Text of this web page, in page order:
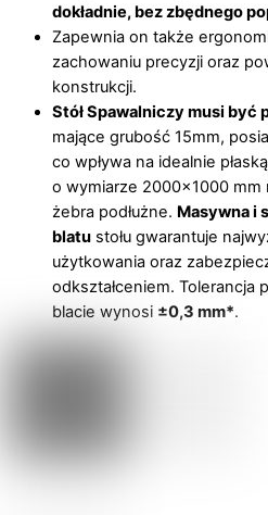
dokładnie, bez zbędnego
Zapewnia on także
zachowaniu precyzji oraz
konstrukcji.
Stół Spawalniczy musi być
mające grubość 15mm,
co wpływa na idealnie
o wymiarze 2000×1000 mm
żebra podłużne. Masywna i
blatu stołu gwarantuje
użytkowania oraz
odkształceniem. Tolerancja
blacie wynosi ±0,3 mm*.